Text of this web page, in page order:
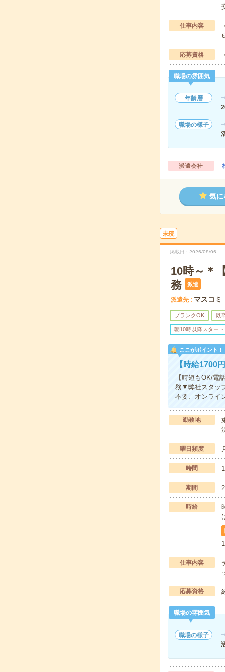
仕事内容
応募資格
職場の雰囲気
年齢層
職場の様子
派遣会社
気に
未読
掲載日 2026/08/06
10時～＊
務
派遣
派遣先 マスコミ
ブランクOK 既
朝10時以降スタート
ここがポイント！
【時給1700
【時短もOK/電
務▼弊社スタッ
不要、オンラ
勤務地
曜日頻度
時間
期間
時給
仕事内容
応募資格
職場の雰囲気
職場の様子